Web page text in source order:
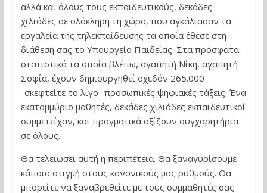
αλλά και όλους τους εκπαιδευτικούς, δεκάδες
χιλιάδες σε ολόκληρη τη χώρα, που αγκάλιασαν τα
εργαλεία της τηλεκπαίδευσης τα οποία έθεσε στη
διάθεσή σας το Υπουργείο Παιδείας. Στα πρόσφατα
στατιστικά τα οποία βλέπω, αγαπητή Νίκη, αγαπητή
Σοφία, έχουν δημιουργηθεί σχεδόν 265.000
-σκεφτείτε το λίγο- προσωπικές ψηφιακές τάξεις. Ένα
εκατομμύριο μαθητές, δεκάδες χιλιάδες εκπαιδευτικοί
συμμετείχαν, και πραγματικά αξίζουν συγχαρητήρια
σε όλους.
Θα τελειώσει αυτή η περιπέτεια. Θα ξαναγυρίσουμε
κάποια στιγμή στους κανονικούς μας ρυθμούς. Θα
μπορείτε να ξαναβρεθείτε με τους συμμαθητές σας